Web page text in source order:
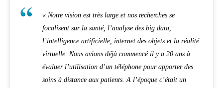
« Notre vision est très large et nos recherches se
focalisent sur la santé, l’analyse des big data,
l’intelligence artificielle, internet des objets et la réalité
virtuelle. Nous avions déjà commencé il y a 20 ans à
évaluer l’utilisation d’un téléphone pour apporter des
soins à distance aux patients. A l’époque c’était un